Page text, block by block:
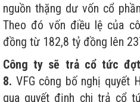
nguồn thặng dư vốn cổ
Theo đó vốn điều lệ của
đồng từ 182,8 tỷ đồng lên
Công ty sẽ trả cổ tức
8. VFG công bố nghị quyết
qua quyết định chi trả cổ